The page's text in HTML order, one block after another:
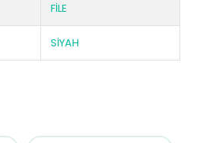
FİLE
SİYAH